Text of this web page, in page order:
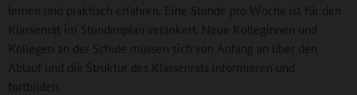
lernen und praktisch erfahren. Eine Stunde pro Woche ist für den
Klassenrat im Stundenplan verankert. Neue Kolleginnen und
Kollegen an der Schule müssen sich von Anfang an über den
Ablauf und die Struktur des Klassenrats informieren und
fortbilden.